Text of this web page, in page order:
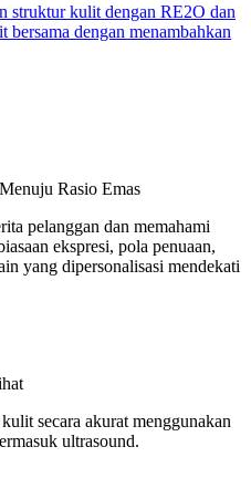
struktur kulit dengan RE2O dan
dengan menambahkan
Rasio Emas
pelanggan dan memahami
ekspresi, pola penuaan,
yang dipersonalisasi mendekati
secara akurat menggunakan
ultrasound.